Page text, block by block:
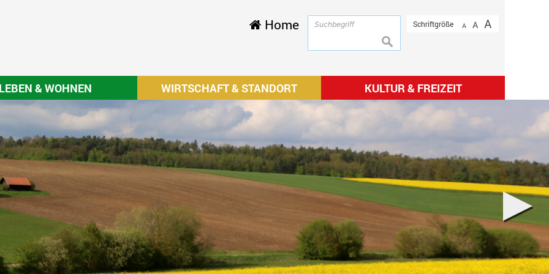
Schriftgröße A A A
suchen
Home
LEBEN & WOHNEN WIRTSCHAFT & STANDORT KULTUR & FREIZEIT